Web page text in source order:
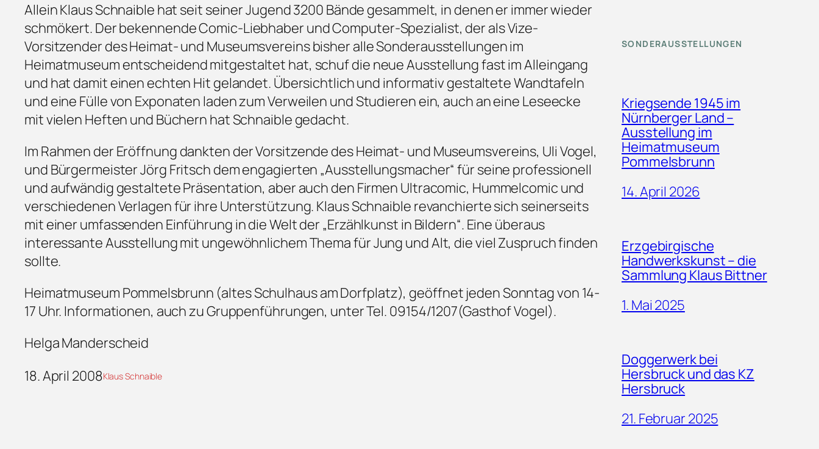
Allein Klaus Schnaible hat seit seiner Jugend 3200 Bände gesammelt, in denen er immer wieder
schmökert. Der bekennende Comic-Liebhaber und Computer-Spezialist, der als Vize-
Vorsitzender des Heimat- und Museumsvereins bisher alle Sonderausstellungen im
Heimatmuseum entscheidend mitgestaltet hat, schuf die neue Ausstellung fast im Alleingang
und hat damit einen echten Hit gelandet. Übersichtlich und informativ gestaltete Wandtafeln
und eine Fülle von Exponaten laden zum Verweilen und Studieren ein, auch an eine Leseecke
mit vielen Heften und Büchern hat Schnaible gedacht.
Im Rahmen der Eröffnung dankten der Vorsitzende des Heimat- und Museumsvereins, Uli Vogel,
und Bürgermeister Jörg Fritsch dem engagierten „Ausstellungsmacher“ für seine professionell
und aufwändig gestaltete Präsentation, aber auch den Firmen Ultracomic, Hummelcomic und
verschiedenen Verlagen für ihre Unterstützung. Klaus Schnaible revanchierte sich seinerseits
mit einer umfassenden Einführung in die Welt der „Erzählkunst in Bildern“. Eine überaus
interessante Ausstellung mit ungewöhnlichem Thema für Jung und Alt, die viel Zuspruch finden
sollte.
Heimatmuseum Pommelsbrunn (altes Schulhaus am Dorfplatz), geöffnet jeden Sonntag von 14-
17 Uhr. Informationen, auch zu Gruppenführungen, unter Tel. 09154/1207(Gasthof Vogel).
Helga Manderscheid
18. April 2008Klaus Schnaible
SONDERAUSSTELLUNGEN
Kriegsende 1945 im
Nürnberger Land –
Ausstellung im
Heimatmuseum
Pommelsbrunn
14. April 2026
Erzgebirgische
Handwerkskunst – die
Sammlung Klaus Bittner
1. Mai 2025
Doggerwerk bei
Hersbruck und das KZ
Hersbruck
21. Februar 2025